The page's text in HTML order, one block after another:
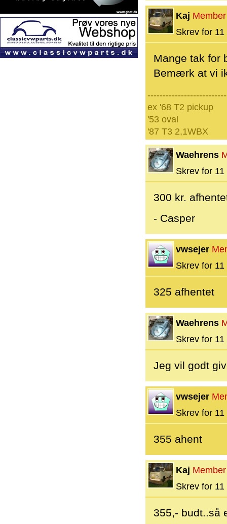
Kaj Member
Skrev for
Mange tak for
Bemærk at vi
ex '68 T2 pickup
'53 oval
'87 T3 2,1WBX
Waehrens
Skrev for
300 kr.
- Casper
vwsejer
Skrev for
325 afhentet
Waehrens
Skrev for
Jeg vil godt
vwsejer
Skrev for
355 ahent
Kaj Member
Skrev for
355,- budt..så